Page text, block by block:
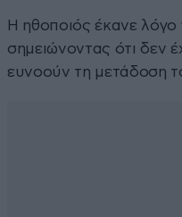
Η ηθοποιός έκανε λόγο
σημειώνοντας ότι δεν
ευνοούν τη μετάδοση